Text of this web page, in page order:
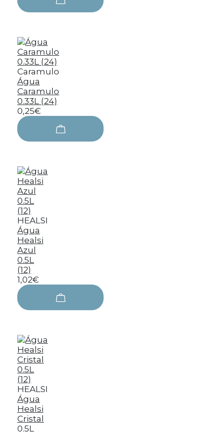
Caramulo
Água
Caramulo
0.33L (24)
0,25€
HEALSI
Água
Healsi
Azul
0.5L
(12)
1,02€
HEALSI
Água
Healsi
Cristal
0.5L